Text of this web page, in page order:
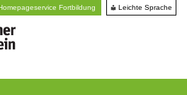
Fortbildung Leichte Sprache